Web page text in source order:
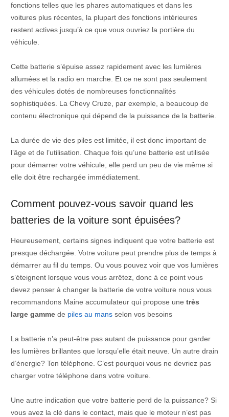
fonctions telles que les phares automatiques et dans les
voitures plus récentes, la plupart des fonctions intérieures
restent actives jusqu’à ce que vous ouvriez la portière du
véhicule.
Cette batterie s’épuise assez rapidement avec les lumières
allumées et la radio en marche. Et ce ne sont pas seulement
des véhicules dotés de nombreuses fonctionnalités
sophistiquées. La Chevy Cruze, par exemple, a beaucoup de
contenu électronique qui dépend de la puissance de la batterie.
La durée de vie des piles est limitée, il est donc important de
l’âge et de l’utilisation. Chaque fois qu’une batterie est utilisée
pour démarrer votre véhicule, elle perd un peu de vie même si
elle doit être rechargée immédiatement.
Comment pouvez-vous savoir quand les
batteries de la voiture sont épuisées?
Heureusement, certains signes indiquent que votre batterie est
presque déchargée. Votre voiture peut prendre plus de temps à
démarrer au fil du temps. Ou vous pouvez voir que vos lumières
s’éteignent lorsque vous vous arrêtez, donc à ce point vous
devez penser à changer la batterie de votre voiture nous vous
recommandons Maine accumulateur qui propose une très
large gamme de piles au mansselon vos besoins
La batterie n’a peut-être pas autant de puissance pour garder
les lumières brillantes que lorsqu’elle était neuve. Un autre drain
d’énergie? Ton téléphone. C’est pourquoi vous ne devriez pas
charger votre téléphone dans votre voiture.
Une autre indication que votre batterie perd de la puissance? Si
vous avez la clé dans le contact, mais que le moteur n’est pas